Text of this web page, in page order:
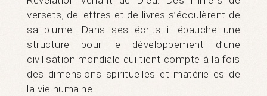
versets, de lettres et de livres s’écoulèrent de
sa plume. Dans ses écrits il ébauche une
structure pour le développement d’une
civilisation mondiale qui tient compte à la fois
des dimensions spirituelles et matérielles de
la vie humaine.